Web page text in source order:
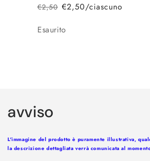
Prezzo
listino
€2,50
Prezzo €2,50/ciascuno
Quantità
Esaurito
corso...
avviso
L'immagine del prodotto è puramente illustrativa,
la descrizione dettagliata verrà comunicata al